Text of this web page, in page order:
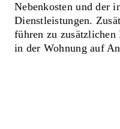
Nebenkosten und der
Dienstleistungen.
führen zu zusätzlichen
in der Wohnung auf